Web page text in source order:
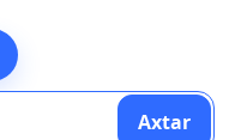
Axtar